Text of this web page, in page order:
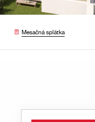
Mesačná splátka